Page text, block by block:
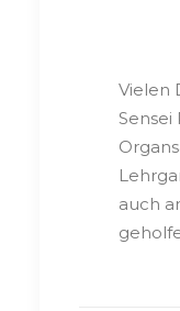
Vielen
Sensei
auch